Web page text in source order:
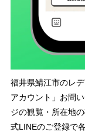
福井県鯖江市のレ
アカウント」お問
ジの観覧・所在地
式LINEのご登録で